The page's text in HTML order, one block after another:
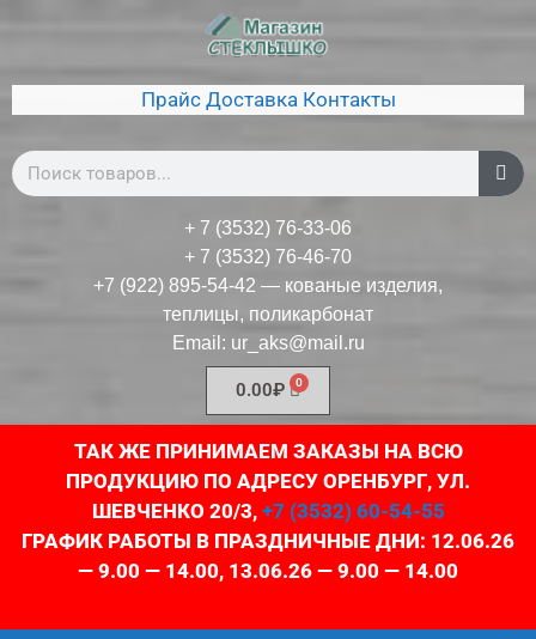
Прайс Доставка Контакты
+ 7 (3532) 76-33-06
+ 7 (3532) 76-46-70
+7 (922) 895-54-42 — кованые изделия,
теплицы, поликарбонат
Email: ur_aks@mail.ru
0.00₽
ТАК ЖЕ ПРИНИМАЕМ ЗАКАЗЫ НА ВСЮ
ПРОДУКЦИЮ ПО АДРЕСУ ОРЕНБУРГ, УЛ.
ШЕВЧЕНКО 20/3, +7 (3532) 60-54-55
ГРАФИК РАБОТЫ В ПРАЗДНИЧНЫЕ ДНИ: 12.06.26
— 9.00 — 14.00, 13.06.26 — 9.00 — 14.00